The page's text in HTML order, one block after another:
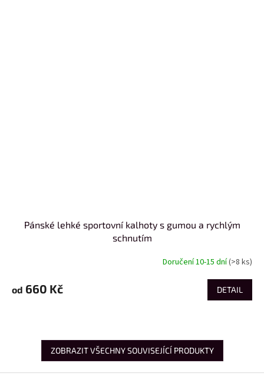
Pánské lehké sportovní kalhoty s gumou a rychlým
schnutím
Doručení 10-15 dní(>8 ks)
od 660 Kč DETAIL
ZOBRAZIT VŠECHNY SOUVISEJÍCÍ PRODUKTY